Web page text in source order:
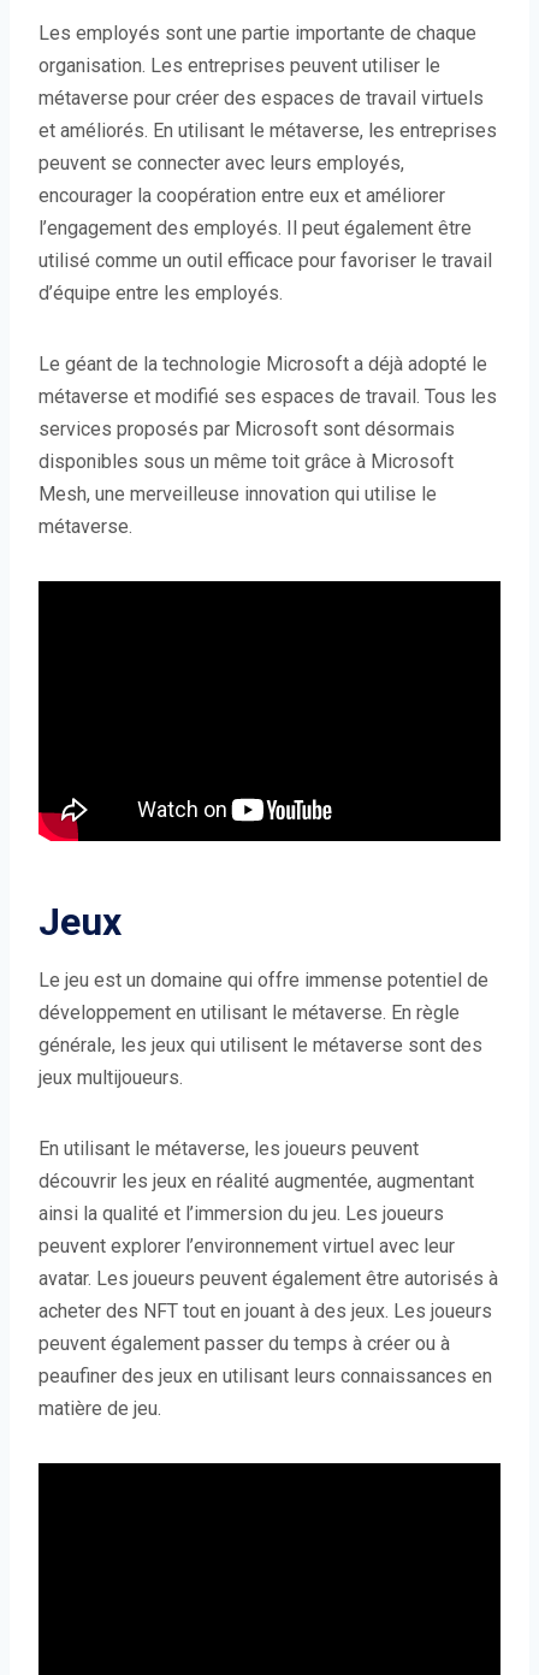
Les employés sont une partie importante de chaque
organisation. Les entreprises peuvent utiliser le
métaverse pour créer des espaces de travail virtuels
et améliorés. En utilisant le métaverse, les entreprises
peuvent se connecter avec leurs employés,
encourager la coopération entre eux et améliorer
l’engagement des employés. Il peut également être
utilisé comme un outil efficace pour favoriser le travail
d’équipe entre les employés.
Le géant de la technologie Microsoft a déjà adopté le
métaverse et modifié ses espaces de travail. Tous les
services proposés par Microsoft sont désormais
disponibles sous un même toit grâce à Microsoft
Mesh, une merveilleuse innovation qui utilise le
métaverse.
Jeux
Le jeu est un domaine qui offre immense potentiel de
développement en utilisant le métaverse. En règle
générale, les jeux qui utilisent le métaverse sont des
jeux multijoueurs.
En utilisant le métaverse, les joueurs peuvent
découvrir les jeux en réalité augmentée, augmentant
ainsi la qualité et l’immersion du jeu. Les joueurs
peuvent explorer l’environnement virtuel avec leur
avatar. Les joueurs peuvent également être autorisés à
acheter des NFT tout en jouant à des jeux. Les joueurs
peuvent également passer du temps à créer ou à
peaufiner des jeux en utilisant leurs connaissances en
matière de jeu.